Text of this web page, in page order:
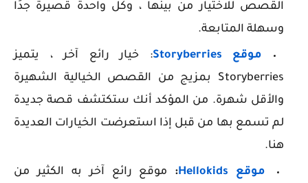
القصص للاختيار من بينها ، وكل واحدة قصيرة جدًا
وسهلة المتابعة.
موقع Storyberries
: خيار رائع آخر ، يتميز
Storyberries بمزيج من القصص الخيالية الشهيرة
والأقل شهرة. من المؤكد أنك ستكتشف قصة جديدة
لم تسمع بها من قبل إذا استعرضت الخيارات العديدة
هنا.
موقع Hellokids : موقع رائع آخر به الكثير من